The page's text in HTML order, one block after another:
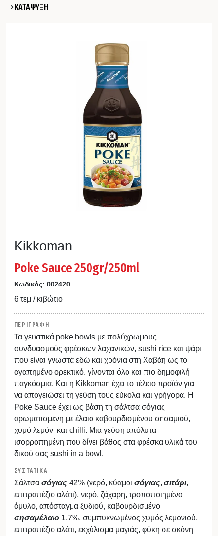
ΚΑΤΑΨΥΞΗ
Kikkoman
Poke Sauce 250gr/250ml
Κωδικός: 002420
6 τεμ / κιβώτιο
ΠΕΡΙΓΡΑΦΗ
Τα γευστικά poke bowls με πολύχρωμους
συνδυασμούς φρέσκων λαχανικών, sushi rice και ψάρι
που είναι γνωστά εδώ και χρόνια στη Χαβάη ως το
αγαπημένο ορεκτικό, γίνονται όλο και πιο δημοφιλή
παγκόσμια. Και η Kikkoman έχει το τέλειο προϊόν για
να απογειώσει τη γεύση τους εύκολα και γρήγορα. Η
Poke Sauce έχει ως βάση τη σάλτσα σόγιας
αρωματισμένη με έλαιο καβουρδισμένου σησαμιού,
χυμό λεμόνι και chilli. Μια γεύση απόλυτα
ισορροπημένη που δίνει βάθος στα φρέσκα υλικά του
δικού σας sushi in a bowl.
ΣΥΣΤΑΤΙΚΑ
Σάλτσα σόγιας42% (νερό, κύαμοι σόγιας, σιτάρι,
επιτραπέζιο αλάτι), νερό, ζάχαρη, τροποποιημένο
άμυλο, απόσταγμα ξυδιού, καβουρδισμένο
σησαμέλαιο1,7%, συμπυκνωμένος χυμός λεμονιού,
επιτραπέζιο αλάτι, εκχύλισμα μαγιάς, φύκη σε σκόνη